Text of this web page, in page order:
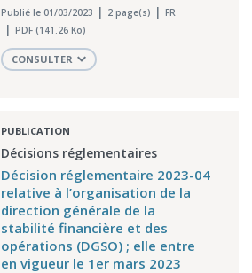
Publié le 01/03/2023 2 page(s)
FR
PDF (141.26 Ko)
CONSULTER
PUBLICATION
Décisions réglementaires
Décision réglementaire 2023-04
relative à l’organisation de la
direction générale de la
stabilité financière et des
opérations (DGSO) ; elle entre
en vigueur le 1er mars 2023